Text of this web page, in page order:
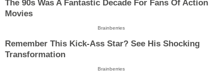
The 90s Was A Fantastic Decade For Fans Of Action
Movies
Brainberries
Remember This Kick-Ass Star? See His Shocking
Transformation
Brainberries